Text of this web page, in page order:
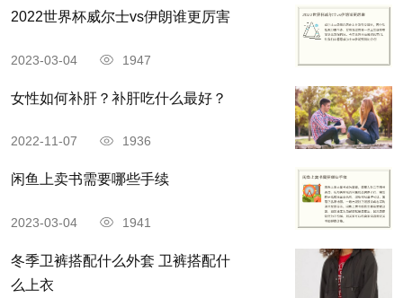
2022世界杯威尔士vs伊朗谁更厉害
2023-03-04 1947
女性如何补肝？补肝吃什么最好？
2022-11-07 1936
闲鱼上卖书需要哪些手续
2023-03-04 1941
冬季卫裤搭配什么外套 卫裤搭配什
么上衣